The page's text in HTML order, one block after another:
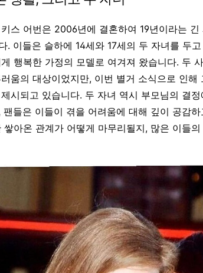
스 어번은 2006년에 결혼하여 19년이라는 긴
. 이들은 슬하에 14세와 17세의 두 자녀를 두
행복한 가정의 모델로 여겨져 왔습니다. 두
움의 대상이었지만, 이번 별거 소식으로 인해
시되고 있습니다. 두 자녀 역시 부모님의 결
팬들은 이들이 겪을 어려움에 대해 깊이 공감하
쌓아온 관계가 어떻게 마무리될지, 많은 이들